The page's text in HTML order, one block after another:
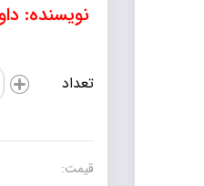
نویسنده:
تعداد
قیمت: